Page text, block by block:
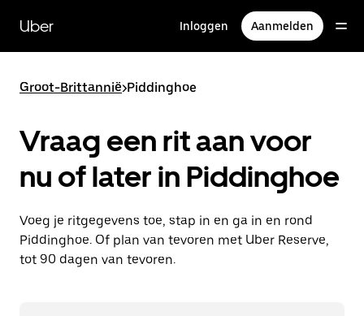
naar
hoofdinhoud
Uber Inloggen Aanmelden
Groot-Brittannië>Piddinghoe
Vraag een rit aan voor
nu of later in Piddinghoe
Voeg je ritgegevens toe, stap in en ga in en rond
Piddinghoe. Of plan van tevoren met Uber Reserve,
tot 90 dagen van tevoren.